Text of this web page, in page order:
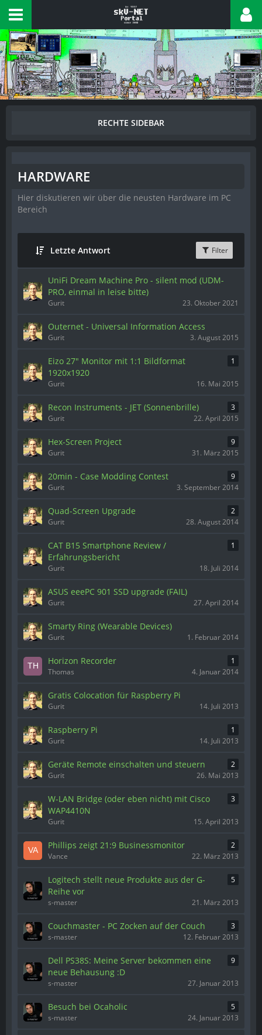
HARDWARE
Hier diskutieren wir über die neusten Hardware im PC
Bereich
Letzte Antwort Filter
UniFi Dream Machine Pro - silent mod (UDM-
PRO, einmal in leise bitte)
Gurit 23. Oktober 2021
Outernet - Universal Information Access
Gurit 3. August 2015
Eizo 27" Monitor mit 1:1 Bildformat
1920x1920
1
Gurit 16. Mai 2015
Recon Instruments - JET (Sonnenbrille)
3
Gurit
22. April 2015
Hex-Screen Project
9
Gurit
31. März 2015
20min - Case Modding Contest
9
Gurit
3. September 2014
Quad-Screen Upgrade
2
Gurit
28. August 2014
CAT B15 Smartphone Review /
Erfahrungsbericht
1
Gurit 18. Juli 2014
ASUS eeePC 901 SSD upgrade (FAIL)
Gurit 27. April 2014
Smarty Ring (Wearable Devices)
Gurit 1. Februar 2014
Horizon Recorder
1
Thomas
4. Januar 2014
Gratis Colocation für Raspberry Pi
Gurit 14. Juli 2013
Raspberry Pi
1
Gurit
14. Juli 2013
Geräte Remote einschalten und steuern
2
Gurit
26. Mai 2013
W-LAN Bridge (oder eben nicht) mit Cisco
WAP4410N
3
Gurit 15. April 2013
Phillips zeigt 21:9 Businessmonitor
2
Vance
22. März 2013
Logitech stellt neue Produkte aus der G-
Reihe vor
5
s-master 21. März 2013
Couchmaster - PC Zocken auf der Couch
3
s-master
12. Februar 2013
Dell PS38S: Meine Server bekommen eine
neue Behausung :D
9
s-master 27. Januar 2013
Besuch bei Ocaholic
5
s-master
24. Januar 2013